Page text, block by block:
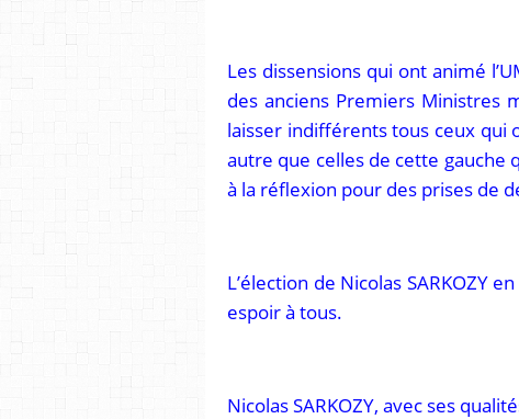
Les dissensions qui ont animé
des anciens Premiers Ministres
laisser indifférents tous ceux qui
autre que celles de cette gauche
à la réflexion pour des prises de
L’élection de Nicolas SARKOZY
espoir à tous.
Nicolas SARKOZY, avec ses